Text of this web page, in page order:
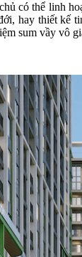
có thể linh
hay thiết
sum vầy vô